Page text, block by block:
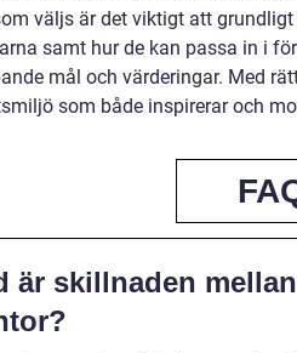
väljs är det viktigt att
samt hur de kan passa in i
mål och värderingar. Med
som både inspirerar och
är skillnaden